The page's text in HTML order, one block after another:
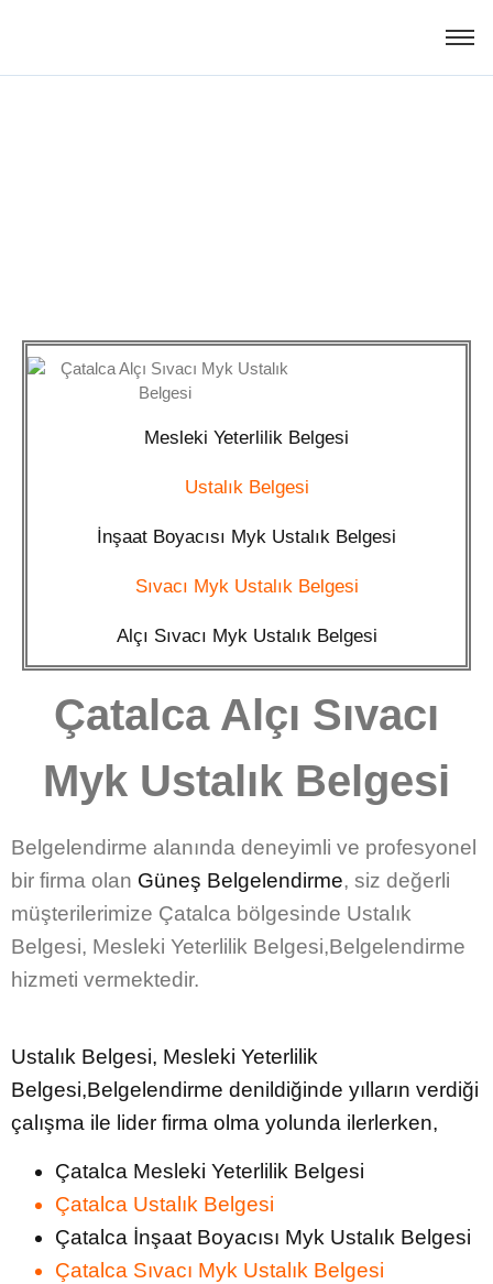
Mesleki Yeterlilik Belgesi
Ustalık Belgesi
İnşaat Boyacısı Myk Ustalık Belgesi
Sıvacı Myk Ustalık Belgesi
Alçı Sıvacı Myk Ustalık Belgesi
Çatalca Alçı Sıvacı
Myk Ustalık Belgesi
Belgelendirme alanında deneyimli ve profesyonel
bir firma olan Güneş Belgelendirme, siz değerli
müşterilerimize Çatalca bölgesinde Ustalık
Belgesi, Mesleki Yeterlilik Belgesi,Belgelendirme
hizmeti vermektedir.
Ustalık Belgesi, Mesleki Yeterlilik
Belgesi,Belgelendirme denildiğinde yılların verdiği
çalışma ile lider firma olma yolunda ilerlerken,
Çatalca Mesleki Yeterlilik Belgesi
Çatalca Ustalık Belgesi
Çatalca İnşaat Boyacısı Myk Ustalık Belgesi
Çatalca Sıvacı Myk Ustalık Belgesi